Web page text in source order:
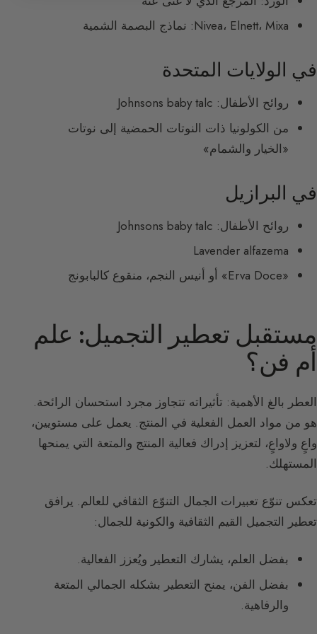
Nivea، Elnett، Mixa: نماذج البصمة الشمية
في الولايات المتحدة
روائح الأطفال: Johnsons baby talc
من الكولونيا ذات النوتات الحمضية إلى نوتات
«الخيار والشمام»
في البرازيل
روائح الأطفال: Johnsons baby talc
Lavender alfazema
«Erva Doce» أو أنيس النجم، منقوع كالبابونج
مستقبل تعطير التجميل: علم
أم فن؟
العطر بالغ الأهمية: تأثيراته تتجاوز مجرد استحسان الرائحة.
هو من مواد العمل الفعلية في المنتج. يعمل على مستويين،
واعٍ ولاواعٍ، لتعزيز إدراك فعالية المنتج والمتعة التي يمنحها
المستهلك.
تعكس تنوّع تعبيرات الجمال التنوّع الثقافي للعالم. يرافق
تعطير التجميل القيم الثقافية والكونية للجمال:
بفضل العلم، يشارك التعطير ويُعزز الفعالية.
بفضل الفن، يمنح التعطير بشكله الجمالي المتعة
والرفاهية.